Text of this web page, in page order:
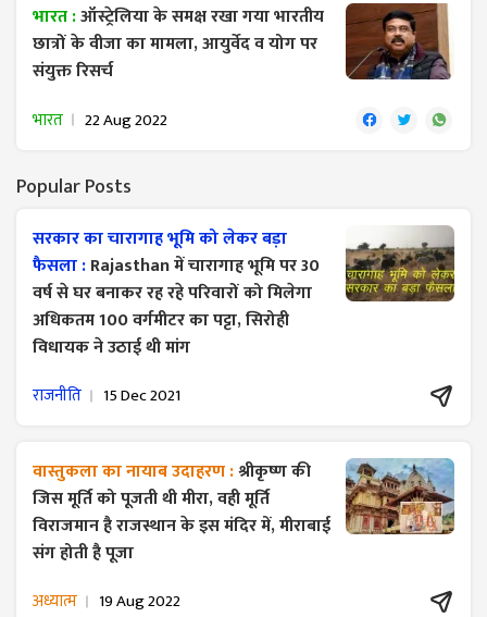
भारत :ऑस्ट्रेलिया के समक्ष रखा गया भारतीय
छात्रों के वीजा का मामला, आयुर्वेद व योग पर
संयुक्त रिसर्च
भारत 22 Aug 2022
Popular Posts
सरकार का चारागाह भूमि को लेकर बड़ा
फैसला :Rajasthan में चारागाह भूमि पर 30
वर्ष से घर बनाकर रह रहे परिवारों को मिलेगा
अधिकतम 100 वर्गमीटर का पट्टा, सिरोही
विधायक ने उठाई थी मांग
राजनीति 15 Dec 2021
वास्तुकला का नायाब उदाहरण :श्रीकृष्ण की
जिस मूर्ति को पूजती थी मीरा, वही मूर्ति
विराजमान है राजस्थान के इस मंदिर में, मीराबाई
संग होती है पूजा
अध्यात्म 19 Aug 2022